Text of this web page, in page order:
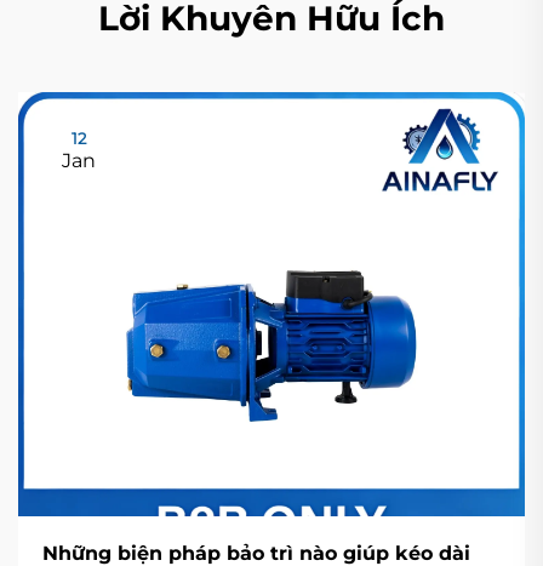
Lời Khuyên Hữu Ích
12
Jan
Những biện pháp bảo trì nào giúp kéo dài